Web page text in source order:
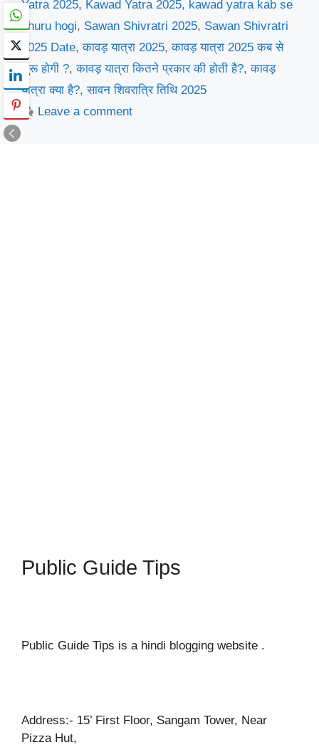
Yatra 2025, Kawad Yatra 2025, kawad yatra kab se
shuru hogi, Sawan Shivratri 2025, Sawan Shivratri
2025 Date,कावड़ यात्रा 2025,कावड़ यात्रा 2025 कब से
शुरू होगी ?,कावड़ यात्रा कितने प्रकार की होती है?,कावड़
यात्रा क्या है?,सावन शिवरात्रि तिथि 2025
Leave a comment
Public Guide Tips
Public Guide Tips is a hindi blogging website .
Address:- 15’ First Floor, Sangam Tower, Near
Pizza Hut,